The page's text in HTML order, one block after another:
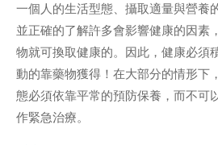
一個人的生活型態、攝取適量與營養
並正確的了解許多會影響健康的因素
物就可換取健康的。因此，健康必須
動的靠藥物獲得！在大部分的情形下
態必須依靠平常的預防保養，而不可
作緊急治療。